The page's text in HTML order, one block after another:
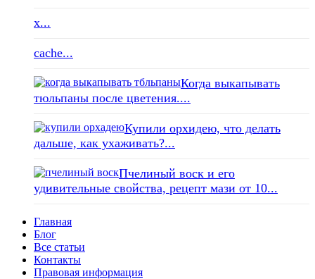
x...
cache...
Когда выкапывать
тюльпаны после цветения....
Купили орхидею, что делать
дальше, как ухаживать?...
Пчелиный воск и его
удивительные свойства, рецепт мази от 10...
Главная
Блог
Все статьи
Контакты
Правовая информация